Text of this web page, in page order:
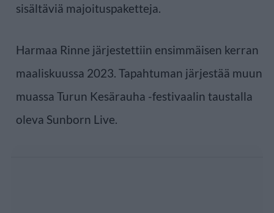
sisältäviä majoituspaketteja.
Harmaa Rinne järjestettiin ensimmäisen kerran
maaliskuussa 2023. Tapahtuman järjestää muun
muassa Turun Kesärauha -festivaalin taustalla
oleva Sunborn Live.